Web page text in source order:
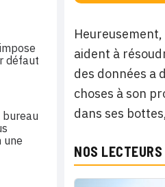
aident à
des données a
choses à son
dans ses
NOS
défaut
bureau
une